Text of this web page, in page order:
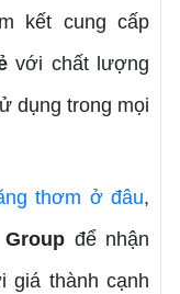
kết cung cấp
với chất lượng
dụng trong mọi
thơm ở đâu,
để nhận
giá thành cạnh